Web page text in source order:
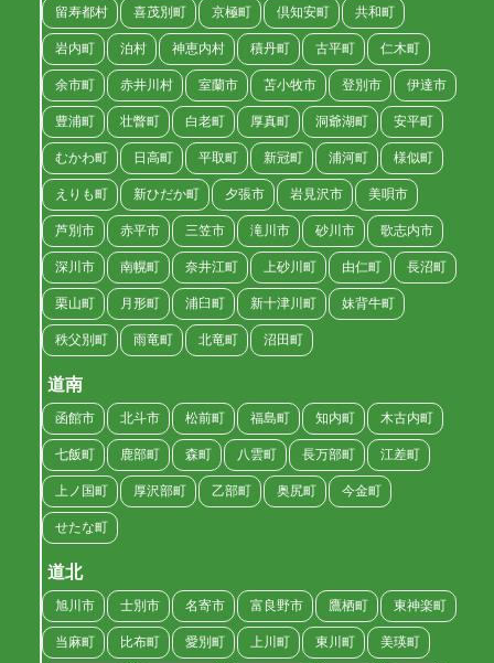
留寿都村 喜茂別町 京極町 倶知安町 共和町
岩内町 泊村 神恵内村 積丹町 古平町 仁木町
余市町 赤井川村 室蘭市 苫小牧市 登別市 伊達市
豊浦町 壮瞥町 白老町 厚真町 洞爺湖町 安平町
むかわ町 日高町 平取町 新冠町 浦河町 様似町
えりも町 新ひだか町 夕張市 岩見沢市 美唄市
芦別市 赤平市 三笠市 滝川市 砂川市 歌志内市
深川市 南幌町 奈井江町 上砂川町 由仁町 長沼町
栗山町 月形町 浦臼町 新十津川町 妹背牛町
秩父別町 雨竜町 北竜町 沼田町
道南
函館市 北斗市 松前町 福島町 知内町 木古内町
七飯町 鹿部町 森町 八雲町 長万部町 江差町
上ノ国町 厚沢部町 乙部町 奥尻町 今金町
せたな町
道北
旭川市 士別市 名寄市 富良野市 鷹栖町 東神楽町
当麻町 比布町 愛別町 上川町 東川町 美瑛町